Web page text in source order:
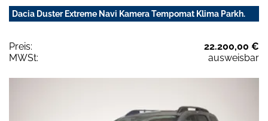
Dacia Duster Extreme Navi Kamera Tempomat Klima Parkh.
Preis:
22.200,00 €
MWSt:
ausweisbar